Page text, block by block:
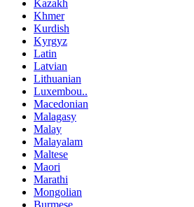
Kazakh
Khmer
Kurdish
Kyrgyz
Latin
Latvian
Lithuanian
Luxembou..
Macedonian
Malagasy
Malay
Malayalam
Maltese
Maori
Marathi
Mongolian
Burmese